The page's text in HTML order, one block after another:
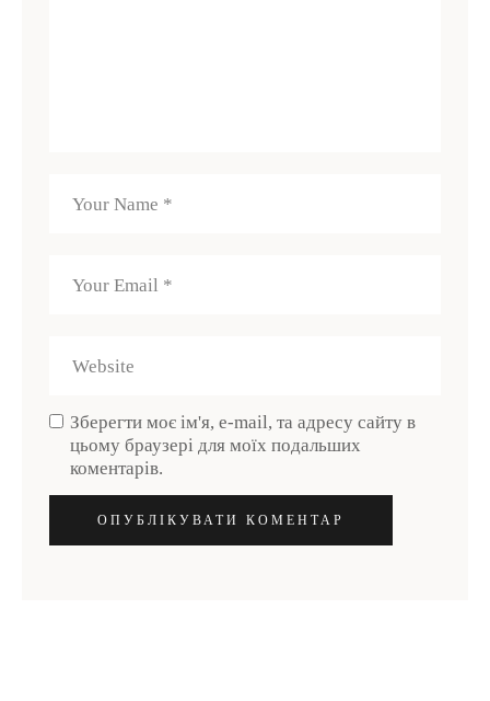
Зберегти моє ім'я, e-mail, та адресу сайту в
цьому браузері для моїх подальших
коментарів.
ОПУБЛІКУВАТИ КОМЕНТАР